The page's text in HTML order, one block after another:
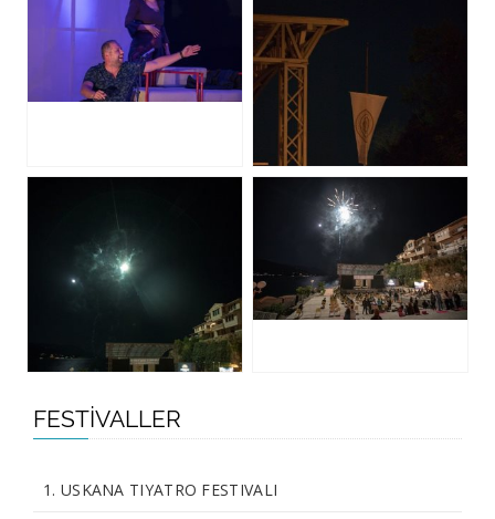
FESTIVALLER
1. USKANA TIYATRO FESTIVALI